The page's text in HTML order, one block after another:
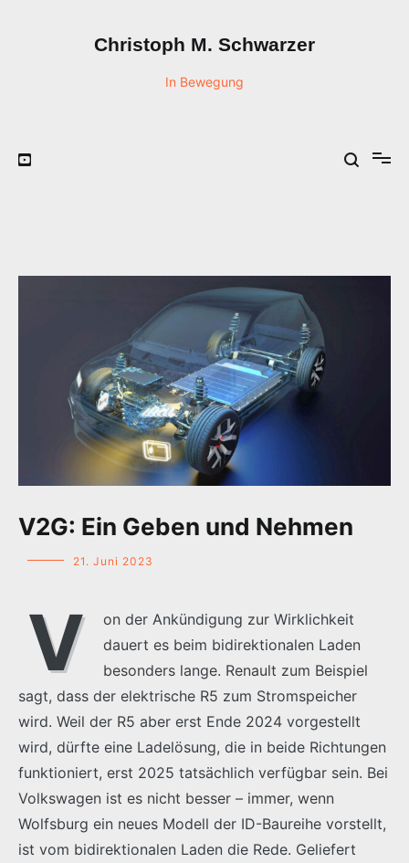
Christoph M. Schwarzer
In Bewegung
V2G: Ein Geben und Nehmen
21. Juni 2023
V
on der Ankündigung zur Wirklichkeit
dauert es beim bidirektionalen Laden
besonders lange. Renault zum Beispiel
sagt, dass der elektrische R5 zum Stromspeicher
wird. Weil der R5 aber erst Ende 2024 vorgestellt
wird, dürfte eine Ladelösung, die in beide Richtungen
funktioniert, erst 2025 tatsächlich verfügbar sein. Bei
Volkswagen ist es nicht besser – immer, wenn
Wolfsburg ein neues Modell der ID-Baureihe vorstellt,
ist vom bidirektionalen Laden die Rede. Geliefert